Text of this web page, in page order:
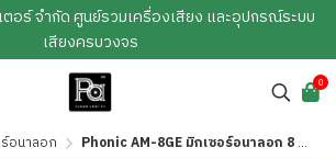
ตอร์ จำกัด ศูนย์รวมเครื่องเสียง และอุปกรณ์ระบบ
เสียงครบวงจร
0
อนาลอก Phonic AM-8GE มิกเซอร์อนาลอก 8 ชาแนล สุดคลาสสิก คุณภาพที่เหนือกว่าคอมแพคดิสก์ทั่วไป